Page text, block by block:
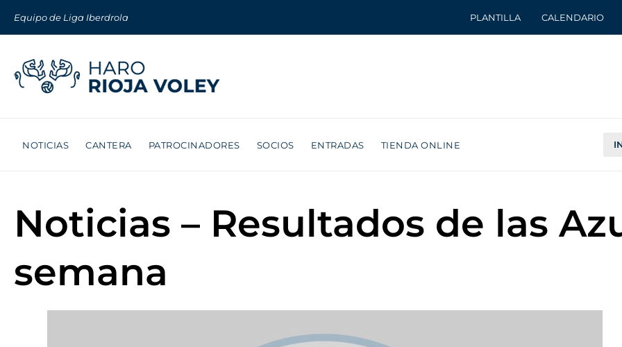
Equipo de Liga Iberdrola PLANTILLA CALENDARIO
NOTICIAS CANTERA PATROCINADORES SOCIOS ENTRADAS TIENDA ONLINE
Noticias – Resultados de las
semana